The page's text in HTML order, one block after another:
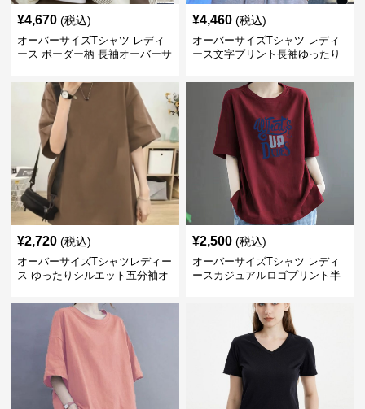
¥4,670 (税込)
オーバーサイズTシャツ レディ
ース ボーダー柄 長袖オーバーサ
¥4,460 (税込)
オーバーサイズTシャツ レディ
ース文字プリント長袖ゆったり
¥2,720 (税込)
オーバーサイズTシャツレディー
ス ゆったりシルエット五分袖オ
¥2,500 (税込)
オーバーサイズTシャツ レディ
ースカジュアルロゴプリント半